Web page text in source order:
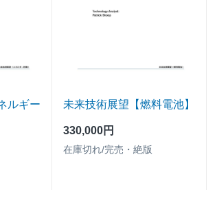
ルギー
未来技術展望【燃料電池】
330,000円
在庫切れ/完売・絶版